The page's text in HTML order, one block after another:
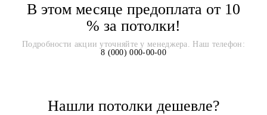
В этом месяце предоплата от 10
% за потолки!
Подробности акции уточняйте у менеджера. Наш телефон:
8 (000) 000-00-00
Нашли потолки дешевле?